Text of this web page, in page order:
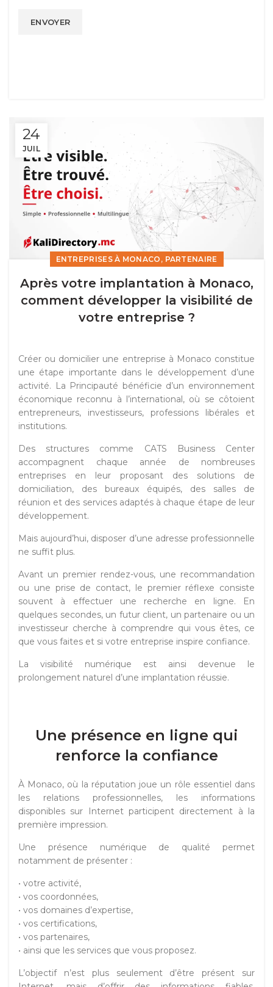
24
JUIL
ENTREPRISES À MONACO , PARTENAIRE
Après votre implantation à Monaco,
comment développer la visibilité de
votre entreprise ?
Créer ou domicilier une entreprise à Monaco constitue
une étape importante dans le développement d’une
activité. La Principauté bénéficie d’un environnement
économique reconnu à l’international, où se côtoient
entrepreneurs, investisseurs, professions libérales et
institutions.
Des structures comme CATS Business Center
accompagnent chaque année de nombreuses
entreprises en leur proposant des solutions de
domiciliation, des bureaux équipés, des salles de
réunion et des services adaptés à chaque étape de leur
développement.
Mais aujourd’hui, disposer d’une adresse professionnelle
ne suffit plus.
Avant un premier rendez-vous, une recommandation
ou une prise de contact, le premier réflexe consiste
souvent à effectuer une recherche en ligne. En
quelques secondes, un futur client, un partenaire ou un
investisseur cherche à comprendre qui vous êtes, ce
que vous faites et si votre entreprise inspire confiance.
La visibilité numérique est ainsi devenue le
prolongement naturel d’une implantation réussie.
Une présence en ligne qui
renforce la confiance
À Monaco, où la réputation joue un rôle essentiel dans
les relations professionnelles, les informations
disponibles sur Internet participent directement à la
première impression.
Une présence numérique de qualité permet
notamment de présenter :
• votre activité,
• vos coordonnées,
• vos domaines d’expertise,
• vos certifications,
• vos partenaires,
• ainsi que les services que vous proposez.
L’objectif n’est plus seulement d’être présent sur